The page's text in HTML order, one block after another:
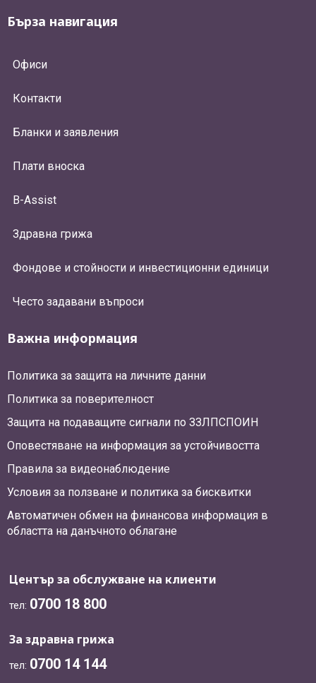
Бърза навигация
Офиси
Контакти
Бланки и заявления
Плати вноска
B-Assist
Здравна грижа
Фондове и стойности и инвестиционни единици
Често задавани въпроси
Важна информация
Политика за защита на личните данни
Политика за поверителност
Защита на подаващите сигнали по ЗЗЛПСПОИН
Оповестяване на информация за устойчивостта
Правила за видеонаблюдение
Условия за ползване и политика за бисквитки
Автоматичен обмен на финансова информация в
областта на данъчното облагане
Център за обслужване на клиенти
тел: 0700 18 800
За здравна грижа
тел: 0700 14 144